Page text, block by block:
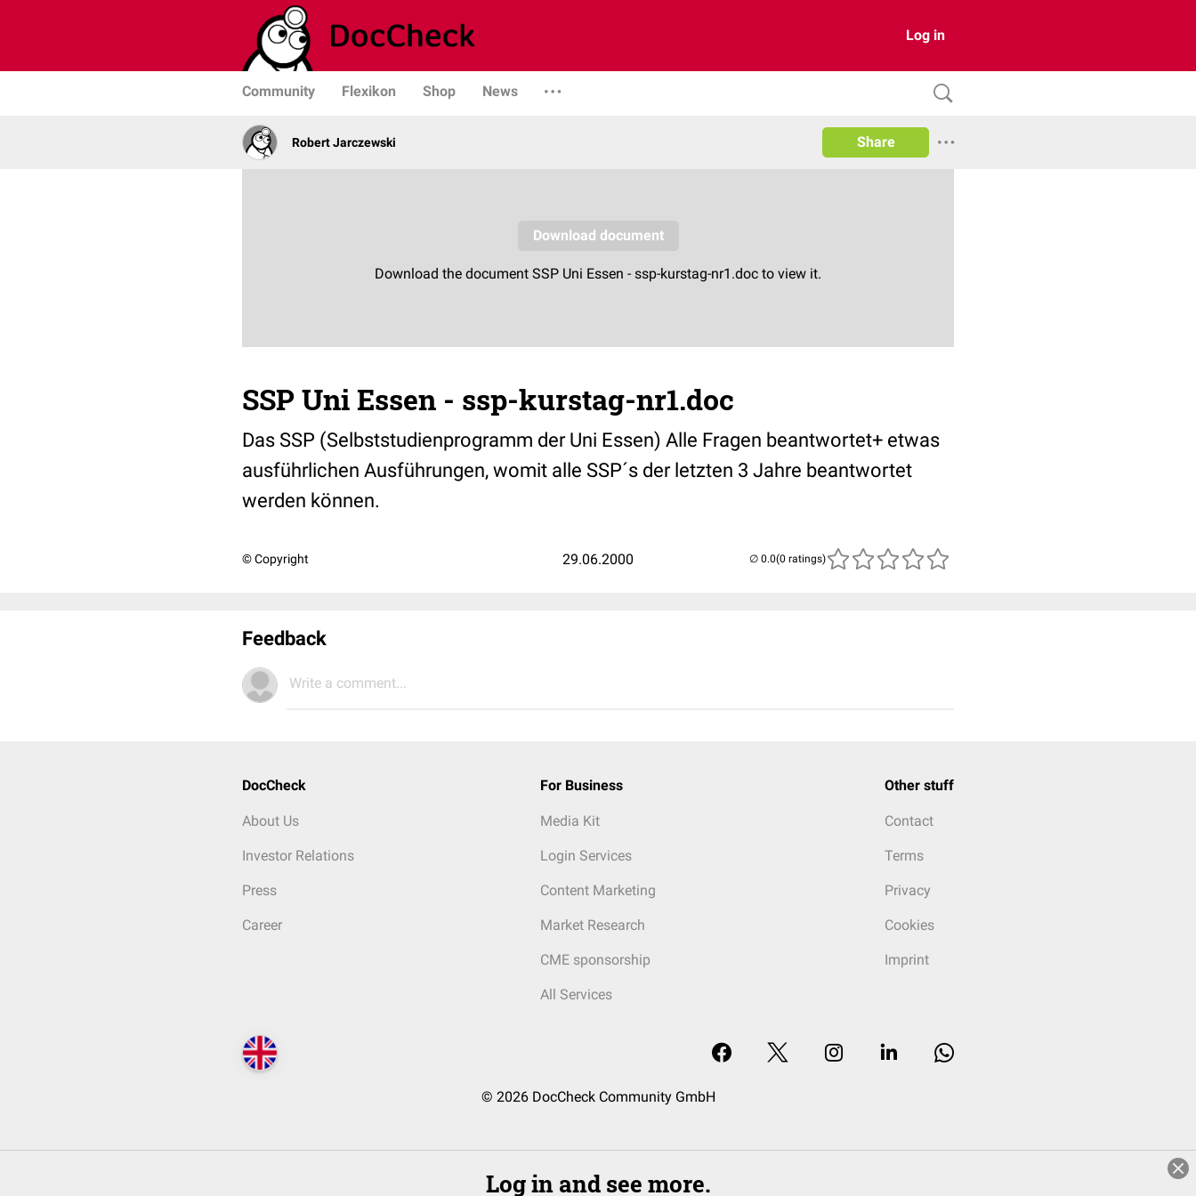
Log in
Community Flexikon Shop News
Robert Jarczewski Share
SSP Uni Essen - ssp-kurstag-nr1.doc
Das SSP (Selbststudienprogramm der Uni Essen) Alle Fragen beantwortet+ etwas
ausführlichen Ausführungen, womit alle SSP´s der letzten 3 Jahre beantwortet
werden können.
© Copyright 29.06.2000 (0 ratings)
Feedback
Write a comment...
DocCheck
About Us
Investor Relations
Press
Career
For Business
Media Kit
Login Services
Content Marketing
Market Research
CME sponsorship
All Services
Other stuff
Contact
Terms
Privacy
Cookies
Imprint
© 2026 DocCheck Community GmbH
Log in and see more.